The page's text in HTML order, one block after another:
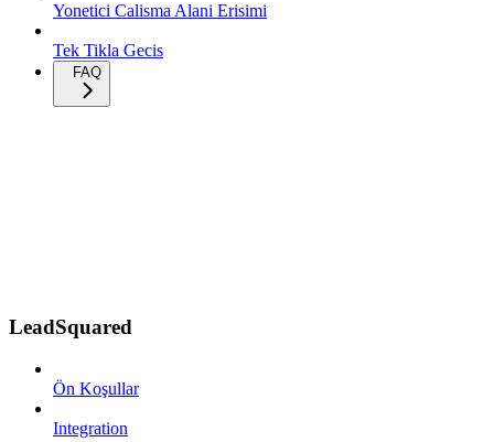
Yonetici Calisma Alani Erisimi
Tek Tikla Gecis
FAQ
LeadSquared
Ön Koşullar
Integration